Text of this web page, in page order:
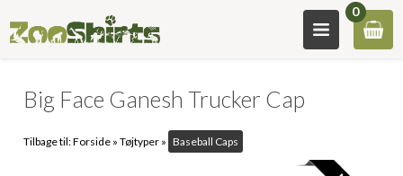
0
Big Face Ganesh Trucker Cap
Tilbage til:Forside »Tøjtyper » Baseball Caps